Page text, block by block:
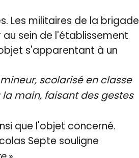
Les militaires de la brigade
sein de l'établissement
s'apparentant à un
scolarisé en classe
main, faisant des gestes
que l'objet concerné.
Septe souligne